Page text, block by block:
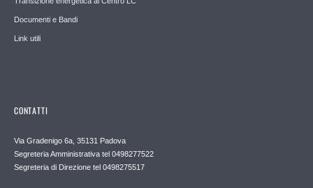
Documenti e Bandi
Link utili
CONTATTI
Via Gradenigo 6a, 35131 Padova
Segreteria Amministrativa tel 0498277522
Segreteria di Direzione tel 0498275517